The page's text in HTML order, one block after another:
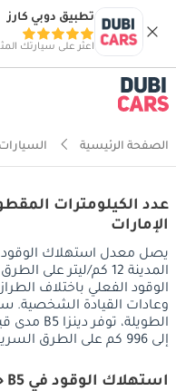
تطبيق دوبي كارز
اعثر على سيارتك
الصفحة الرئيسية
الإمارات
المدينة 12 كم/ليتر
الوقود الفعلي باختلاف
وعادات القيادة الشخصية.
إلى 996 كم على الطرق السريعة، مع خزان وقود سعة 83 ليتر.
استهلاك الوقود في B5 حسب الطراز